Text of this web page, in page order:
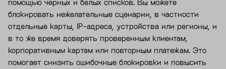
помощью черных и белых списков. Вы можете
блокировать нежелательные сценарии, в частности
отдельные карты, IP-адреса, устройства или регионы, и
в то же время доверять проверенным клиентам,
корпоративным картам или повторным платежам. Это
помогает снизить ошибочные блокировки и повысить